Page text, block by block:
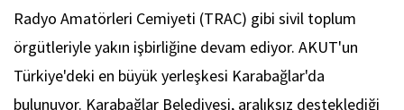
Radyo Amatörleri Cemiyeti (TRAC) gibi sivil toplum
örgütleriyle yakın işbirliğine devam ediyor. AKUT'un
Türkiye'deki en büyük yerleşkesi Karabağlar'da
bulunuyor. Karabağlar Belediyesi, aralıksız desteklediği